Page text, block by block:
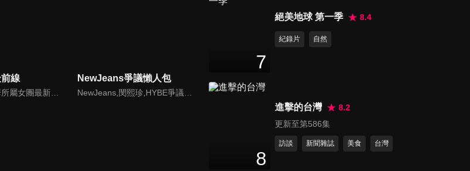
線
台灣之光舒華所屬女團最新消息報你知
NewJeans爭議懶人包
NewJeans,閔熙珍,HYBE爭議懶人包
身！
47 分鐘
免烤箱15分鐘做蛋糕！雞蛋挑
重現彩虹千層做法！番茄炒蛋
法！
46
7
絕美地球 第一季 8.4
紀錄片 自然
8
進擊的台灣
8.2
更新至第586集
訪談 新聞雜誌 美食 台灣